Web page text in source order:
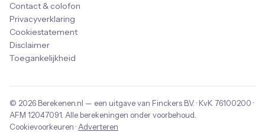
Contact & colofon
Privacyverklaring
Cookiestatement
Disclaimer
Toegankelijkheid
© 2026 Berekenen.nl — een uitgave van Finckers B.V. · KvK 76100200 ·
AFM 12047091 . Alle berekeningen onder voorbehoud.
Cookievoorkeuren · Adverteren